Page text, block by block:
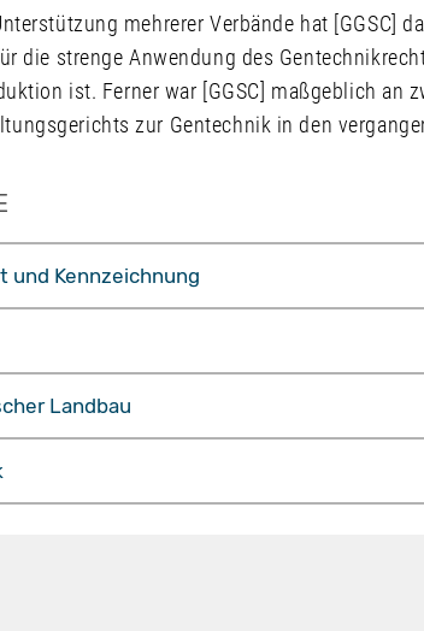
mehrerer Verbände hat [GGSC]
die strenge Anwendung des
ist. Ferner war [GGSC] maßgeblich an
zur Gentechnik in den
Kennzeichnung
Landbau